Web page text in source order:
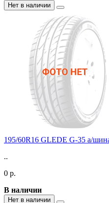
Нет в наличии
195/60R16 GLEDE G-35 а/
..
0 р.
В наличии
Нет в наличии